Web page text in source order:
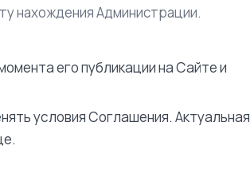
нахождения Администрации.
его публикации на Сайте и
условия Соглашения. Актуальная